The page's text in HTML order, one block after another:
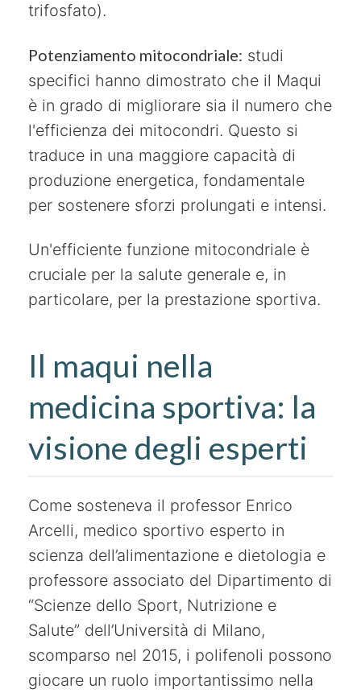
trifosfato).
Potenziamento mitocondriale: studi
specifici hanno dimostrato che il Maqui
è in grado di migliorare sia il numero che
l'efficienza dei mitocondri. Questo si
traduce in una maggiore capacità di
produzione energetica, fondamentale
per sostenere sforzi prolungati e intensi.
Un'efficiente funzione mitocondriale è
cruciale per la salute generale e, in
particolare, per la prestazione sportiva.
Il maqui nella
medicina sportiva: la
visione degli esperti
Come sosteneva il professor Enrico
Arcelli, medico sportivo esperto in
scienza dell’alimentazione e dietologia e
professore associato del Dipartimento di
“Scienze dello Sport, Nutrizione e
Salute” dell’Università di Milano,
scomparso nel 2015, i polifenoli possono
giocare un ruolo importantissimo nella